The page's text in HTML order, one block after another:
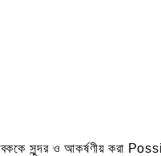
ত্বককে সুন্দর ও আকর্ষণীয়